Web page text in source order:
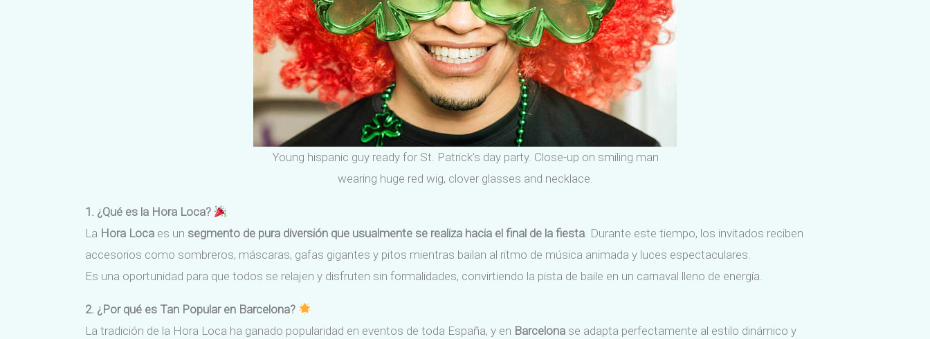
Young hispanic guy ready for St. Patrick’s day party. Close-up on smiling man
wearing huge red wig, clover glasses and necklace.
1. ¿Qué es la Hora Loca?
La Hora Loca es un segmento de pura diversión que usualmente se realiza hacia el final de la fiesta. Durante este tiempo, los invitados reciben
accesorios como sombreros, máscaras, gafas gigantes y pitos mientras bailan al ritmo de música animada y luces espectaculares.
Es una oportunidad para que todos se relajen y disfruten sin formalidades, convirtiendo la pista de baile en un carnaval lleno de energía.
2. ¿Por qué es Tan Popular en Barcelona?
La tradición de la Hora Loca ha ganado popularidad en eventos de toda España, y en Barcelona se adapta perfectamente al estilo dinámico y